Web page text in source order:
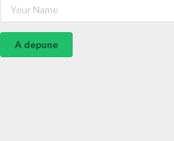
A depune